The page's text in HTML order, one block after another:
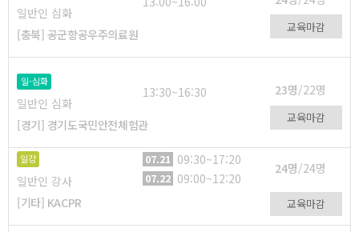
일반인 심화
[충북] 공군항공우주의료원 교육마감
일-심화
일반인 심화
13:30~16:30 23명/22명
[경기] 경기도국민안전체험관 교육마감
일강
일반인 강사
07.21 09:30~17:20
07.22 09:00~12:20
24명/24명
[기타] KACPR 교육마감